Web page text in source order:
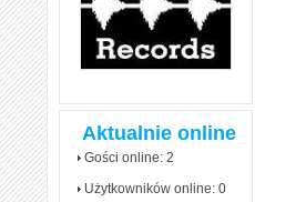
Aktualnie online
Gości online: 2
Użytkowników online: 0